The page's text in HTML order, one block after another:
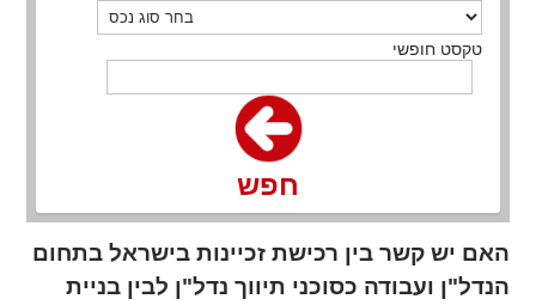
טקסט חופשי
חפש
האם יש קשר בין רכישת זכיינות בישראל בתחום
הנדל"ן ועבודה כסוכני תיווך נדל"ן לבין בניית